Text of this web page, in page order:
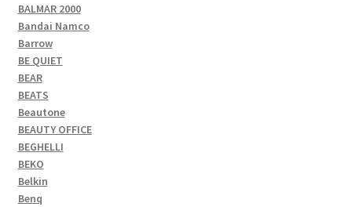
BALMAR 2000
Bandai Namco
Barrow
BE QUIET
BEAR
BEATS
Beautone
BEAUTY OFFICE
BEGHELLI
BEKO
Belkin
Benq